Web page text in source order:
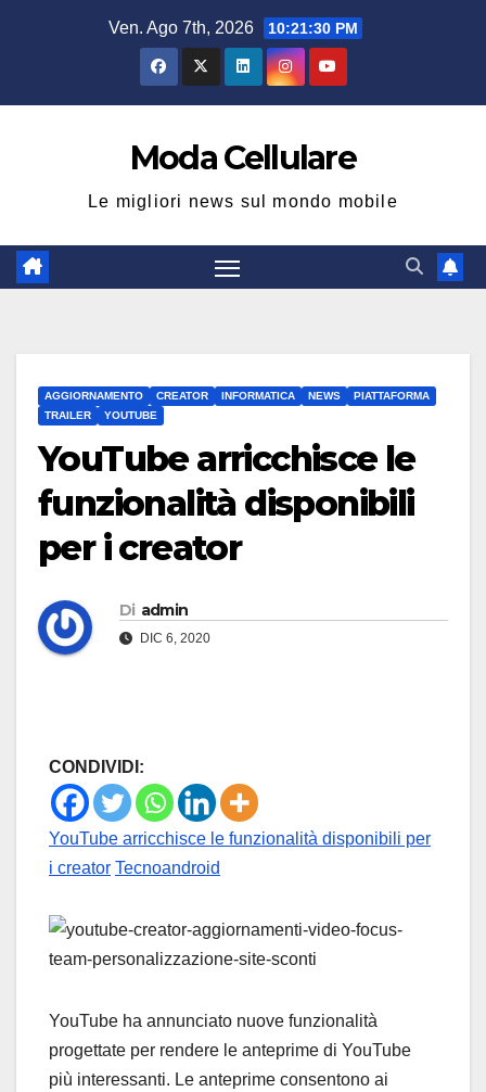
Ven. Ago 7th, 2026 10:21:31 PM
Moda Cellulare
Le migliori news sul mondo mobile
AGGIORNAMENTO CREATOR INFORMATICA NEWS
PIATTAFORMA
TRAILER
YOUTUBE
YouTube arricchisce le
funzionalità disponibili
per i creator
Di admin
DIC 6, 2020
CONDIVIDI:
YouTube arricchisce le funzionalità disponibili per
i creator Tecnoandroid
YouTube ha annunciato nuove funzionalità
progettate per rendere le anteprime di YouTube
più interessanti. Le anteprime consentono ai